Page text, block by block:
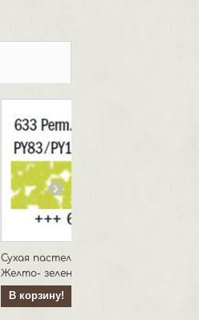
Сухая пастель "Рембрандт"
Желто- зеленая /5
В корзину!